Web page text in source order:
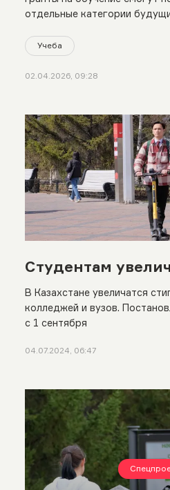
отдельные категории
Учеба
02.04.2026, 09:28
Студентам
В Казахстане увеличатся
колледжей и вузов.
с 1 сентября
04.07.2024, 06:47